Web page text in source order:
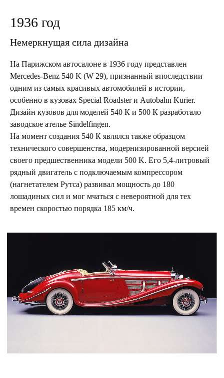
1936 год
Немеркнущая сила дизайна
На Парижском автосалоне в 1936 году представлен
Mercedes-Benz 540 K (W 29), признанный впоследствии
одним из самых красивых автомобилей в истории,
особенно в кузовах Special Roadster и Autobahn Kurier.
Дизайн кузовов для моделей 540 К и 500 К разработало
заводское ателье Sindelfingen.
На момент создания 540 К являлся также образцом
технического совершенства, модернизированной версией
своего предшественника модели 500 K. Его 5,4-литровый
рядный двигатель с подключаемым компрессором
(нагнетателем Рутса) развивал мощность до 180
лошадиных сил и мог мчаться с невероятной для тех
времен скоростью порядка 185 км/ч.